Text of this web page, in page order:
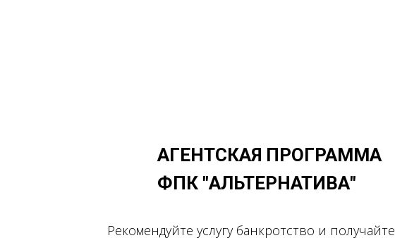
АГЕНТСКАЯ ПРОГРАММА
Рекомендуйте услугу банкротство и получайте
ФПК "АЛЬТЕРНАТИВА"